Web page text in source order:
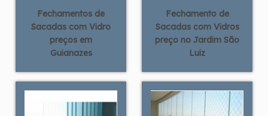
Fechamentos de
Sacadas com Vidro
preços em
Guianazes
Fechamento de
Sacadas com Vidros
preço no Jardim São
Luiz